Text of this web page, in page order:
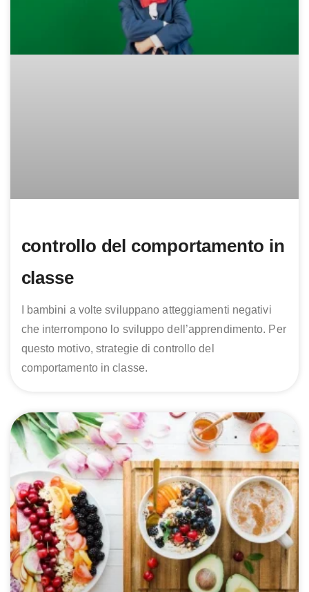
controllo del comportamento in
classe
I bambini a volte sviluppano atteggiamenti negativi
che interrompono lo sviluppo dell’apprendimento. Per
questo motivo, strategie di controllo del
comportamento in classe.